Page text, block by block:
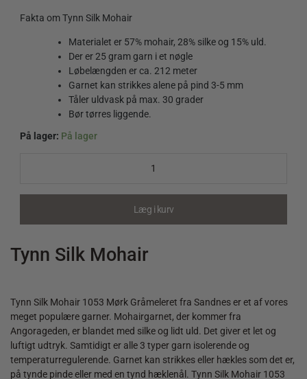
Fakta om Tynn Silk Mohair
Materialet er 57% mohair, 28% silke og 15% uld.
Der er 25 gram garn i et nøgle
Løbelængden er ca. 212 meter
Garnet kan strikkes alene på pind 3-5 mm
Tåler uldvask på max. 30 grader
Bør tørres liggende.
På lager: På lager
Læg i kurv
Tynn Silk Mohair
Tynn Silk Mohair 1053 Mørk Gråmeleret fra Sandnes er et af vores
meget populære garner. Mohairgarnet, der kommer fra
Angorageden, er blandet med silke og lidt uld. Det giver et let og
luftigt udtryk. Samtidigt er alle 3 typer garn isolerende og
temperaturregulerende. Garnet kan strikkes eller hækles som det er,
på tynde pinde eller med en tynd hæklenål. Tynn Silk Mohair 1053